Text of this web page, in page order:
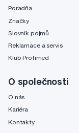
Poradňa
Značky
Slovník pojmů
Reklamace a servis
Klub Profimed
O společnosti
O nás
Kariéra
Kontakty